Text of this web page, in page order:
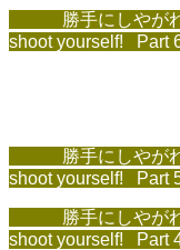
勝手にしやが
shoot yourself! Part
勝手にしやが
shoot yourself! Part
勝手にしやが
shoot yourself! Part